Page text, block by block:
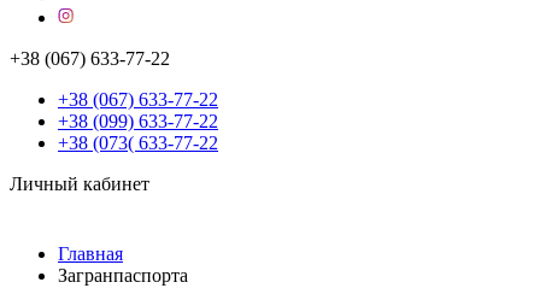
+38 (067) 633-77-22
+38 (067) 633-77-22
+38 (099) 633-77-22
+38 (073( 633-77-22
Личный кабинет
Главная
Загранпаспорта